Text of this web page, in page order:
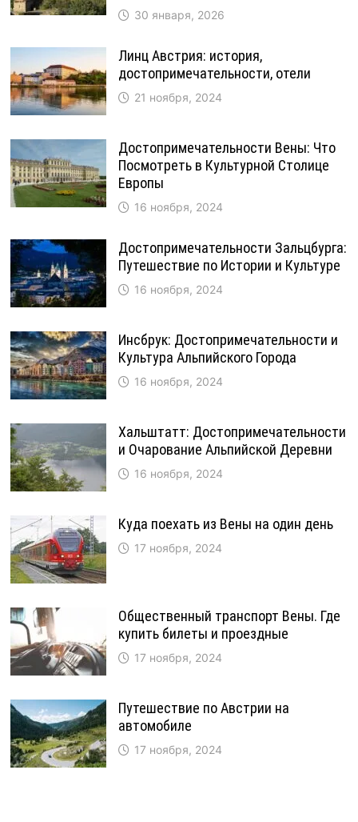
30 января, 2026
Линц Австрия: история,
достопримечательности, отели
21 ноября, 2024
Достопримечательности Вены: Что
Посмотреть в Культурной Столице
Европы
16 ноября, 2024
Достопримечательности Зальцбурга:
Путешествие по Истории и Культуре
16 ноября, 2024
Инсбрук: Достопримечательности и
Культура Альпийского Города
16 ноября, 2024
Хальштатт: Достопримечательности
и Очарование Альпийской Деревни
16 ноября, 2024
Куда поехать из Вены на один день
17 ноября, 2024
Общественный транспорт Вены. Где
купить билеты и проездные
17 ноября, 2024
Путешествие по Австрии на
автомобиле
17 ноября, 2024